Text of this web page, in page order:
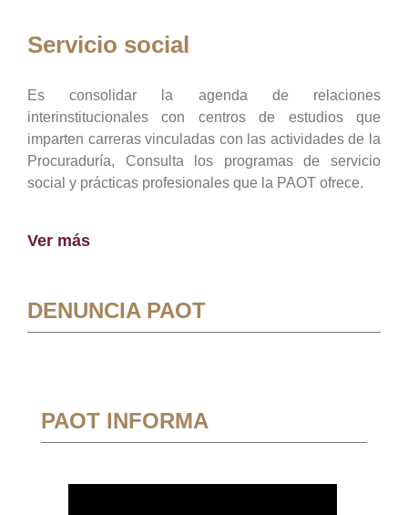
Servicio social
Es consolidar la agenda de relaciones
interinstitucionales con centros de estudios que
imparten carreras vinculadas con las actividades de la
Procuraduría, Consulta los programas de servicio
social y prácticas profesionales que la PAOT ofrece.
Ver más
DENUNCIA PAOT
PAOT INFORMA